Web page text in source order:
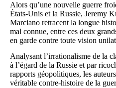
Alors qu’une nouvelle guerre
États-Unis et la Russie, Jeremy
Marciano retracent la longue
mal connue, entre ces deux
en garde contre toute vision
Analysant l’irrationalisme de la
à l’égard de la Russie et par
rapports géopolitiques, les
véritable contre-histoire de la